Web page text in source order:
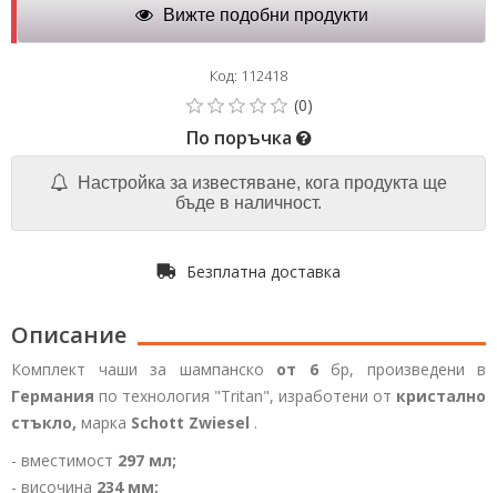
Вижте подобни продукти
Код: 112418
По поръчка
бъде в наличност.
Безплатна доставка
Описание
Комплект чаши за шампанско от 6бр, произведени в
Германия по технология "Tritan", изработени от кристално
стъкло, марка Schott Zwiesel .
- вместимост 297 мл;
- височина 234 мм;